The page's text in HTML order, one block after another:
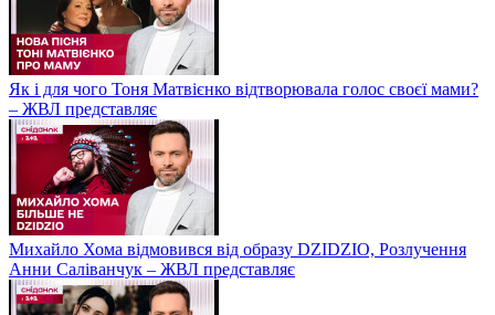
Як і для чого Тоня Матвієнко відтворювала голос своєї мами?
– ЖВЛ представляє
Михайло Хома відмовився від образу DZIDZIO, Розлучення
Анни Саліванчук – ЖВЛ представляє